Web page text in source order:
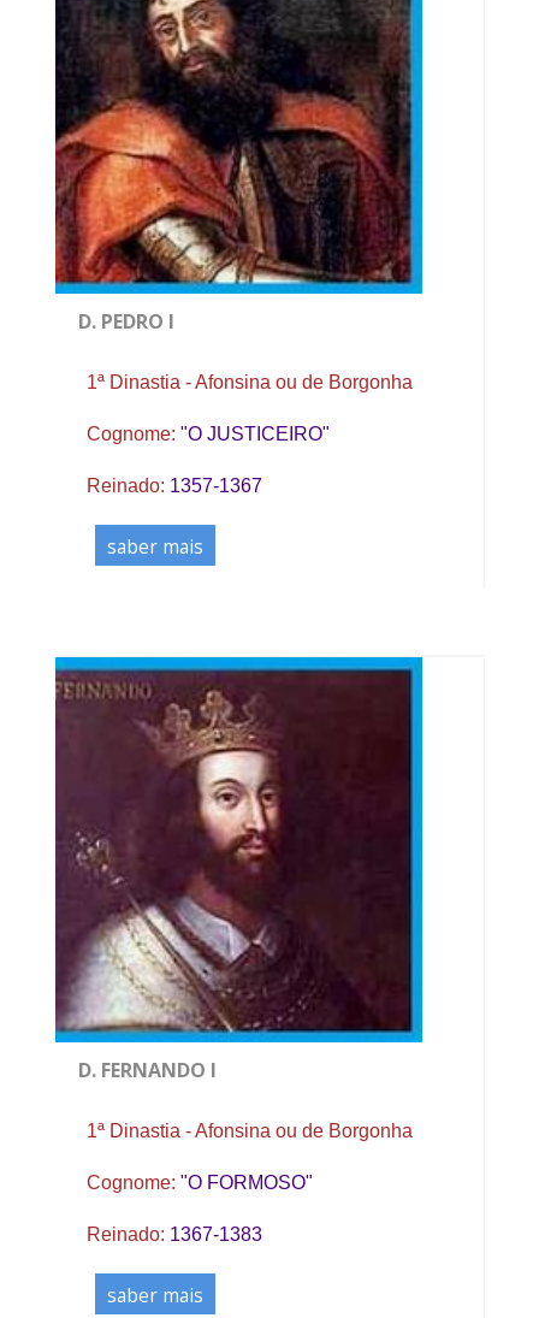
D. PEDRO I
1ª Dinastia - Afonsina ou de Borgonha
Cognome: "O JUSTICEIRO"
Reinado: 1357-1367
saber mais
D. FERNANDO I
1ª Dinastia - Afonsina ou de Borgonha
Cognome: "O FORMOSO"
Reinado: 1367-1383
saber mais